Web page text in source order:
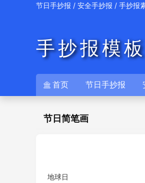
节日手抄报 / 安全手抄报 / 手抄报
手抄报模板
 首页 节日手抄报
节日简笔画
地球日